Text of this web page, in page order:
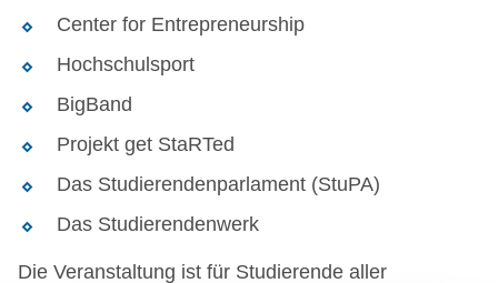
Center for Entrepreneurship
Hochschulsport
BigBand
Projekt get StaRTed
Das Studierendenparlament (StuPA)
Das Studierendenwerk
Die Veranstaltung ist für Studierende aller